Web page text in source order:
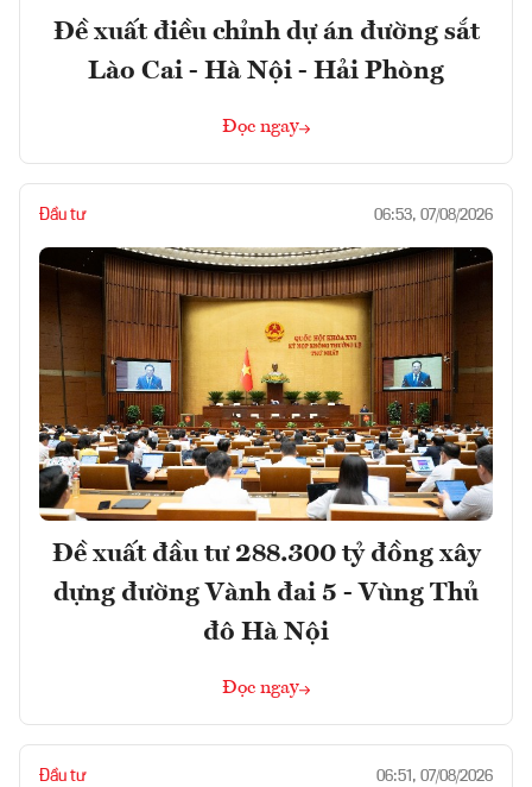
Đề xuất điều chỉnh dự án đường sắt
Lào Cai - Hà Nội - Hải Phòng
Đọc ngay
Đầu tư 06:53, 07/08/2026
Đề xuất đầu tư 288.300 tỷ đồng xây
dựng đường Vành đai 5 - Vùng Thủ
đô Hà Nội
Đọc ngay
Đầu tư 06:51, 07/08/2026